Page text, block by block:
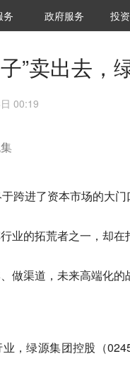
院
务 城市之窗
政府服务 VClub
投资机
投
”卖出去，
00:19
跨进了资本市场的大门
业的拓荒者之一，却在
做渠道，未来高端化的
，绿源集团控股（